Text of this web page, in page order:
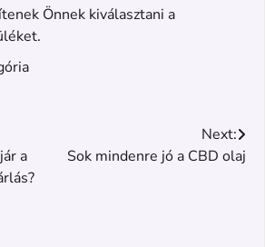
Önnek kiválasztani a
a
Next:
Sok mindenre jó a CBD olaj